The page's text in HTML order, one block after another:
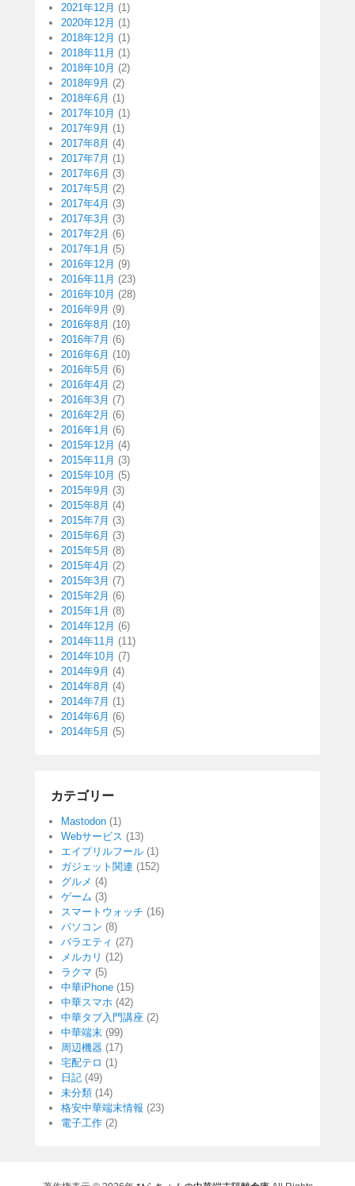
2021年12月 (1)
2020年12月 (1)
2018年12月 (1)
2018年11月 (1)
2018年10月 (2)
2018年9月 (2)
2018年6月 (1)
2017年10月 (1)
2017年9月 (1)
2017年8月 (4)
2017年7月 (1)
2017年6月 (3)
2017年5月 (2)
2017年4月 (3)
2017年3月 (3)
2017年2月 (6)
2017年1月 (5)
2016年12月 (9)
2016年11月 (23)
2016年10月 (28)
2016年9月 (9)
2016年8月 (10)
2016年7月 (6)
2016年6月 (10)
2016年5月 (6)
2016年4月 (2)
2016年3月 (7)
2016年2月 (6)
2016年1月 (6)
2015年12月 (4)
2015年11月 (3)
2015年10月 (5)
2015年9月 (3)
2015年8月 (4)
2015年7月 (3)
2015年6月 (3)
2015年5月 (8)
2015年4月 (2)
2015年3月 (7)
2015年2月 (6)
2015年1月 (8)
2014年12月 (6)
2014年11月 (11)
2014年10月 (7)
2014年9月 (4)
2014年8月 (4)
2014年7月 (1)
2014年6月 (6)
2014年5月 (5)
カテゴリー
Mastodon (1)
Webサービス (13)
エイプリルフール (1)
ガジェット関連 (152)
グルメ (4)
ゲーム (3)
スマートウォッチ (16)
パソコン (8)
バラエティ (27)
メルカリ (12)
ラクマ (5)
中華iPhone (15)
中華スマホ (42)
中華タブ入門講座 (2)
中華端末 (99)
周辺機器 (17)
宅配テロ (1)
日記 (49)
未分類 (14)
格安中華端末情報 (23)
電子工作 (2)